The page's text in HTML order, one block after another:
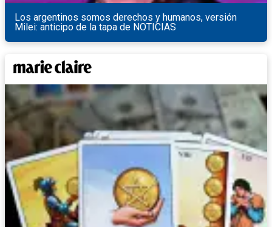
Los argentinos somos derechos y humanos, versión
Milei: anticipo de la tapa de NOTICIAS